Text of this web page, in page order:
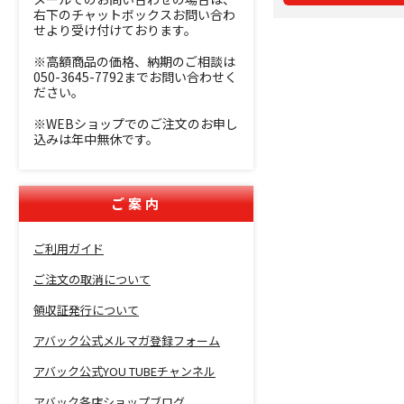
右下のチャットボックスお問い合わ
せより受け付けております。
※高額商品の価格、納期のご相談は
050-3645-7792までお問い合わせく
ださい。
※WEBショップでのご注文のお申し
込みは年中無休です。
ご案内
ご利用ガイド
ご注文の取消について
領収証発行について
アバック公式メルマガ登録フォーム
アバック公式YOU TUBEチャンネル